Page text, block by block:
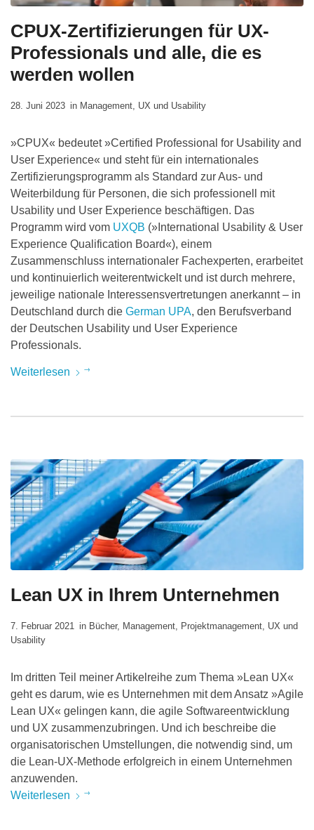
CPUX-Zertifizierungen für UX-
Professionals und alle, die es
werden wollen
28. Juni 2023 in Management, UX und Usability
»CPUX« bedeutet »Certified Professional for Usability and
User Experience« und steht für ein internationales
Zertifizierungsprogramm als Standard zur Aus- und
Weiterbildung für Personen, die sich professionell mit
Usability und User Experience beschäftigen. Das
Programm wird vom UXQB (»International Usability & User
Experience Qualification Board«), einem
Zusammenschluss internationaler Fachexperten, erarbeitet
und kontinuierlich weiterentwickelt und ist durch mehrere,
jeweilige nationale Interessensvertretungen anerkannt – in
Deutschland durch die German UPA, den Berufsverband
der Deutschen Usability und User Experience
Professionals.
Weiterlesen
Lean UX in Ihrem Unternehmen
7. Februar 2021 in Bücher, Management, Projektmanagement, UX und
Usability
Im dritten Teil meiner Artikelreihe zum Thema »Lean UX«
geht es darum, wie es Unternehmen mit dem Ansatz »Agile
Lean UX« gelingen kann, die agile Softwareentwicklung
und UX zusammenzubringen. Und ich beschreibe die
organisatorischen Umstellungen, die notwendig sind, um
die Lean-UX-Methode erfolgreich in einem Unternehmen
anzuwenden.
Weiterlesen